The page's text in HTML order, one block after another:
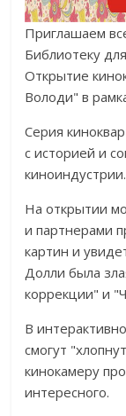
Приглашаем
Библиотеку
Открытие
Володи" в
Серия
с историей и
киноиндустрии.
На открытии
и партнерами
картин и
Долли была
коррекции" и
В
смогут
кинокамеру
интересного.